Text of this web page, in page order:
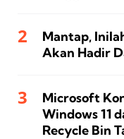
Mantap,
Akan Hadir
Microsoft
Windows 11
Recycle Bin